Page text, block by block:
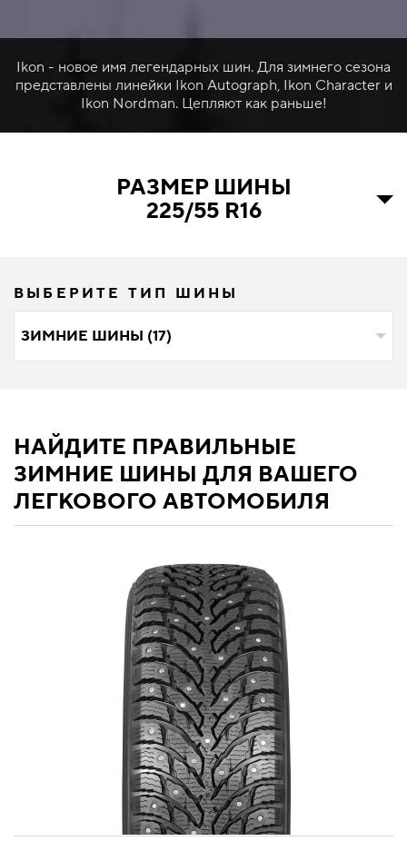
Ikon - новое имя легендарных шин. Для зимнего сезона
представлены линейки Ikon Autograph, Ikon Character и
Ikon Nordman. Цепляют как раньше!
РАЗМЕР ШИНЫ
225/55 R16
ВЫБЕРИТЕ ТИП ШИНЫ
ЗИМНИЕ ШИНЫ (17)
НАЙДИТЕ ПРАВИЛЬНЫЕ
ЗИМНИЕ ШИНЫ ДЛЯ ВАШЕГО
ЛЕГКОВОГО АВТОМОБИЛЯ